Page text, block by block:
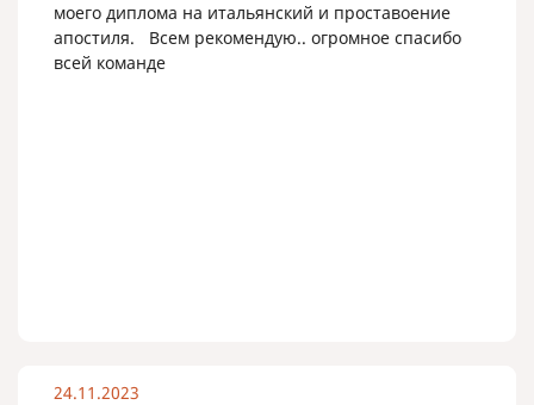
моего диплома на итальянский и проставоение
апостиля. Всем рекомендую.. огромное спасибо
всей команде
24.11.2023